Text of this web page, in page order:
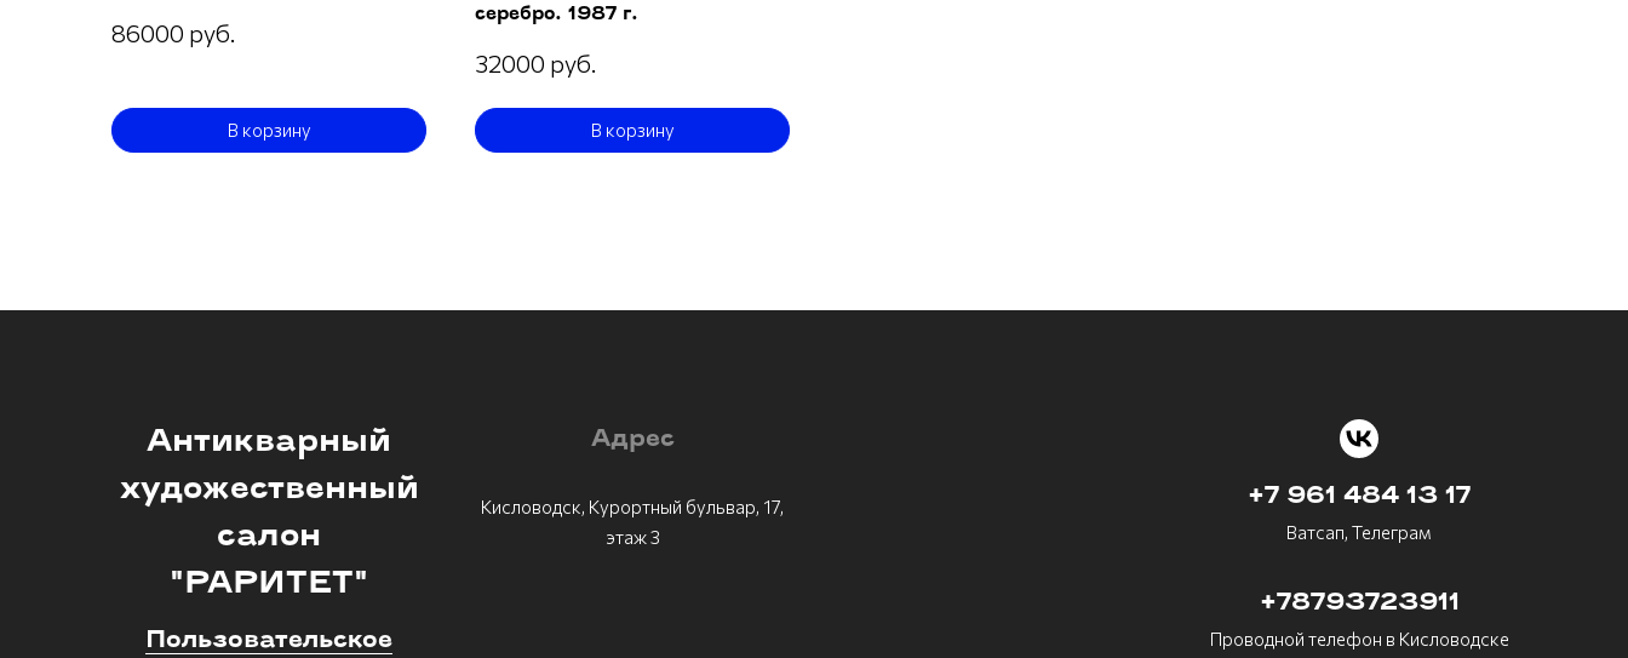
86000 руб.
В корзину
серебро. 1987 г.
32000 руб.
В корзину
Антикварный
художественный
салон
"РАРИТЕТ"
Пользовательское
Адрес
Кисловодск, Курортный бульвар, 17,
этаж 3
+7 961 484 13 17
Ватсап, Телеграм
+78793723911
Проводной телефон в Кисловодске